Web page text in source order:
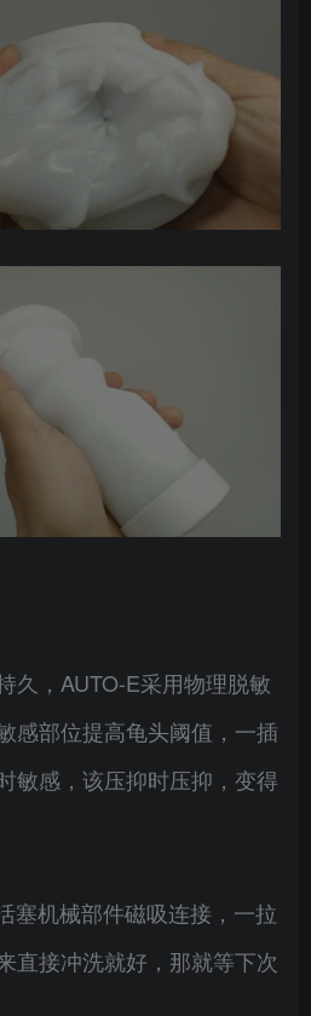
久，AUTO-E采用物理脱敏
感部位提高龟头阈值，一插
敏感，该压抑时压抑，变得
塞机械部件磁吸连接，一拉
直接冲洗就好，那就等下次